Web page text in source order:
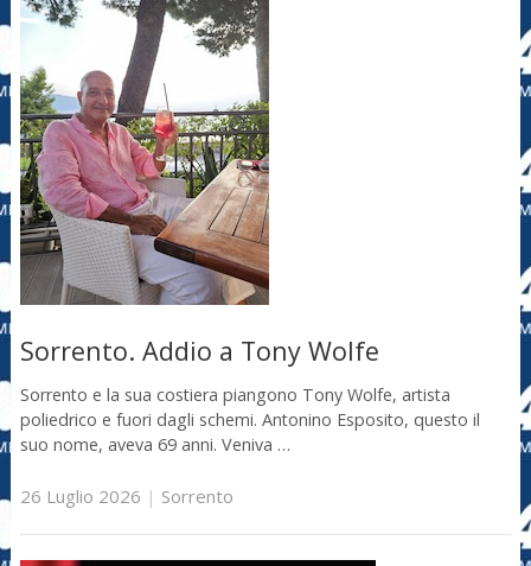
Sorrento. Addio a Tony Wolfe
Sorrento e la sua costiera piangono Tony Wolfe, artista
poliedrico e fuori dagli schemi. Antonino Esposito, questo il
suo nome, aveva 69 anni. Veniva …
26 Luglio 2026 | Sorrento